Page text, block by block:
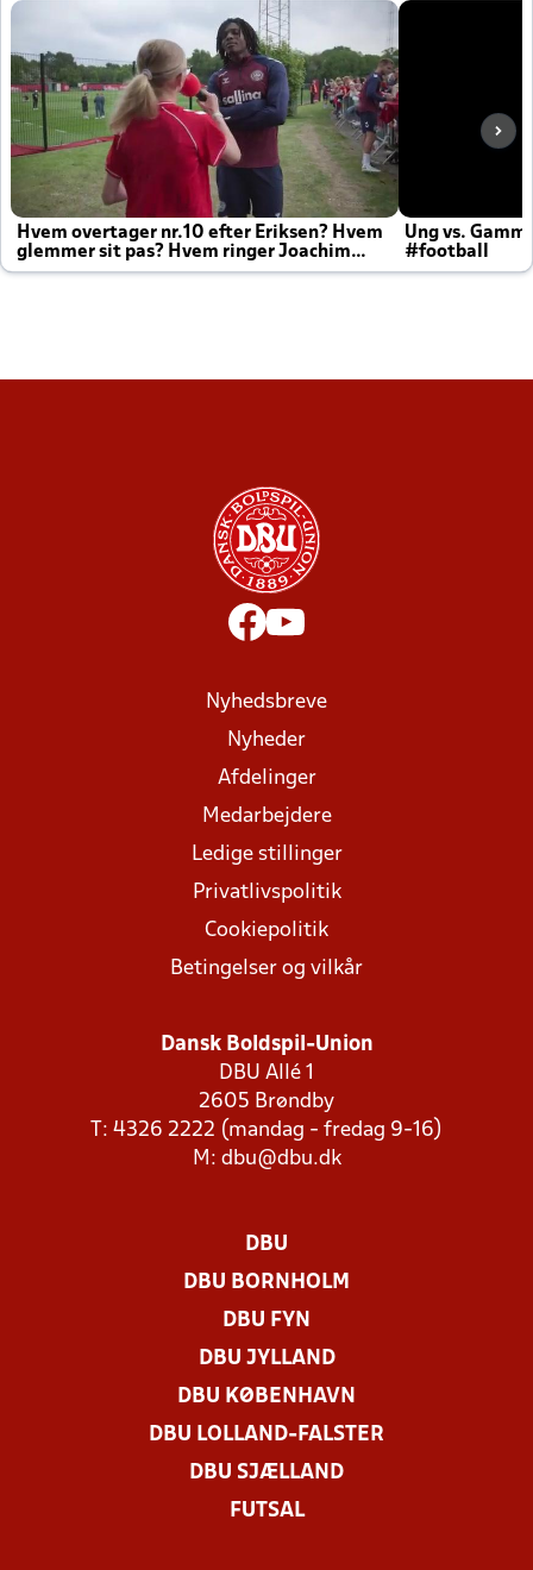
Hvem overtager nr.10 efter Eriksen? Hvem
glemmer sit pas? Hvem ringer Joachim
altid til efter kampe?
Ung vs.
#football
Nyhedsbreve
Nyheder
Afdelinger
Medarbejdere
Ledige stillinger
Privatlivspolitik
Cookiepolitik
Betingelser og vilkår
Dansk Boldspil-Union
DBU Allé 1
2605 Brøndby
T: 4326 2222 (mandag - fredag 9-16)
M: dbu@dbu.dk
DBU
DBU BORNHOLM
DBU FYN
DBU JYLLAND
DBU KØBENHAVN
DBU LOLLAND-FALSTER
DBU SJÆLLAND
FUTSAL